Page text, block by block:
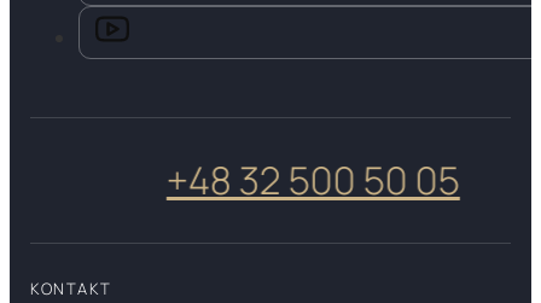
+48 32 500 50 05
KONTAKT